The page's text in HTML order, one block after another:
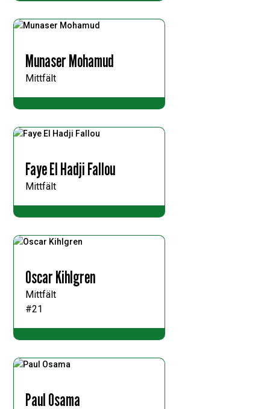
Munaser Mohamud
Mittfält
Faye El Hadji Fallou
Mittfält
Oscar Kihlgren
Mittfält
#21
Paul Osama